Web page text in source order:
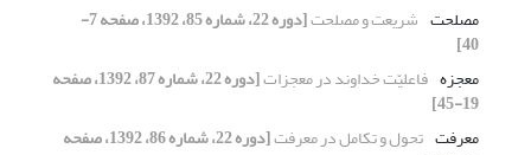
مصلحت شریعت و مصلحت [دوره 22، شماره 85، 1392، صفحه 7-
40]
معجزه فاعلیّت خداوند در معجزات [دوره 22، شماره 87، 1392، صفحه
19-45]
معرفت تحول و تکامل در معرفت [دوره 22، شماره 86، 1392، صفحه